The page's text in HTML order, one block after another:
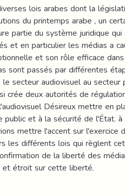
lois arabes dont la
du printemps arabe , un
partie du système juridique
et en particulier les médias a
et son rôle efficace
sont passés par différentes
le secteur audiovisuel au
crée deux autorités de
Désireux mettre en
public et à la sécurité de l'État.
mettre l'accent sur
les différents lois qui règlent
de la liberté des
étroit sur cette liberté.